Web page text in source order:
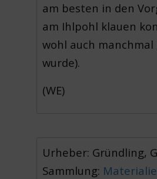
am besten in den
am Ihlpohl klauen
wohl auch
wurde).
(WE)
Urheber: Gründling,
Sammlung: